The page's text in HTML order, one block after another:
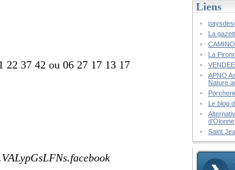
22 37 42 ou 06 27 17 13 17
Liens
La
La
APNO
Nature
Le blog
d'Olonne
Saint